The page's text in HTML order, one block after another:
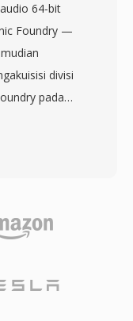
harus
kurangnya
ini
dalam
penuh 300-
varian yang
decoding
64-bit
Foundry —
divisi
pada
tinggi. W64
bit,
kode